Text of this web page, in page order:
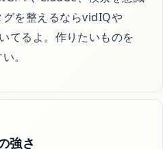
グを整えるならvidIQや
てるよ。作りたいものを
。
強さ